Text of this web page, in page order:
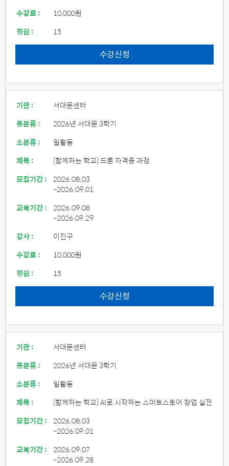
수강료 :
10,000원
정원 :
15
수강신청
기관 :
서대문센터
중분류 :
2026년 서대문 3학기
소분류 :
일활동
제목 :
[함께하는 학교] 드론 자격증 과정
모집기간 : 2026.08.03
~2026.09.01
교육기간 : 2026.09.08
~2026.09.29
강사 :
이진구
수강료 :
10,000원
정원 :
15
수강신청
기관 :
서대문센터
중분류 :
2026년 서대문 3학기
소분류 :
일활동
제목 :
[함께하는 학교] AI로 시작하는 스마트스토어 창업 실전
모집기간 : 2026.08.03
~2026.09.01
교육기간 : 2026.09.07
~2026.09.28